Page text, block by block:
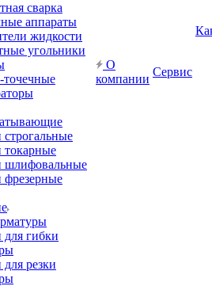
сварка
аппараты
жидкости
угольники
точечные
токарные
шлифовальные
фрезерные
для гибки
резки
О
компании
Сервис